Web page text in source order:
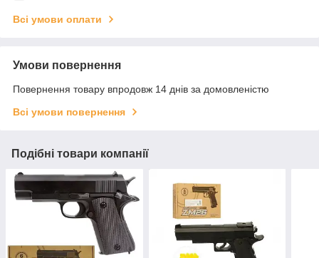
Всі умови оплати
Умови повернення
Повернення товару впродовж 14 днів за домовленістю
Всі умови повернення
Подібні товари компанії